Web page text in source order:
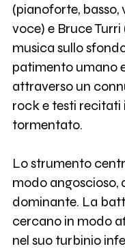
(pianoforte,
voce) e Bruce
musica sullo
patimento umano
attraverso un
rock e testi recitati
tormentato.
Lo strumento
modo angoscioso,
dominante. La
cercano in modo
nel suo turbinio